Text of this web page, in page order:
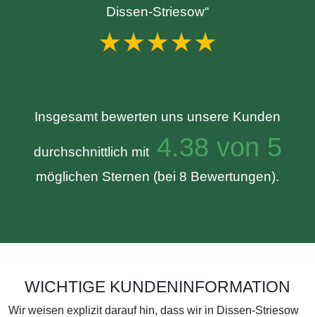
Dissen-Striesow“
★★★★★
Insgesamt bewerten uns unsere Kunden
durchschnittlich mit4.38 von 5
möglichen Sternen (bei 8 Bewertungen).
WICHTIGE KUNDENINFORMATION
Wir weisen explizit darauf hin, dass wir in Dissen-Striesow